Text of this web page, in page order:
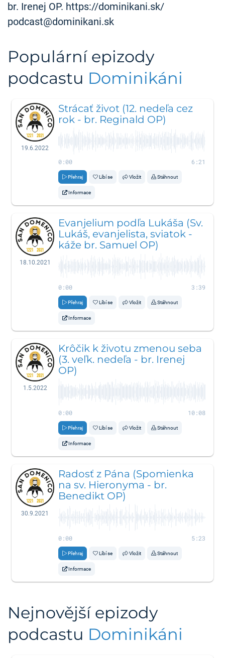
br. Irenej OP. https://dominikani.sk/
podcast@dominikani.sk
Populární epizody
podcastu Dominikáni
19.6.2022
Strácať život (12. nedeľa cez
rok - br. Reginald OP)
0:00 6:21
Přehraj Líbí se Vložit Stáhnout
Informace
18.10.2021
Evanjelium podľa Lukáša (Sv.
Lukáš, evanjelista, sviatok -
káže br. Samuel OP)
0:00 3:39
Přehraj Líbí se Vložit Stáhnout
Informace
1.5.2022
Krôčik k životu zmenou seba
(3. veľk. nedeľa - br. Irenej
OP)
0:00 10:08
Přehraj Líbí se Vložit Stáhnout
Informace
30.9.2021
Radosť z Pána (Spomienka
na sv. Hieronyma - br.
Benedikt OP)
0:00 5:23
Přehraj Líbí se Vložit Stáhnout
Informace
Nejnovější epizody
podcastu Dominikáni